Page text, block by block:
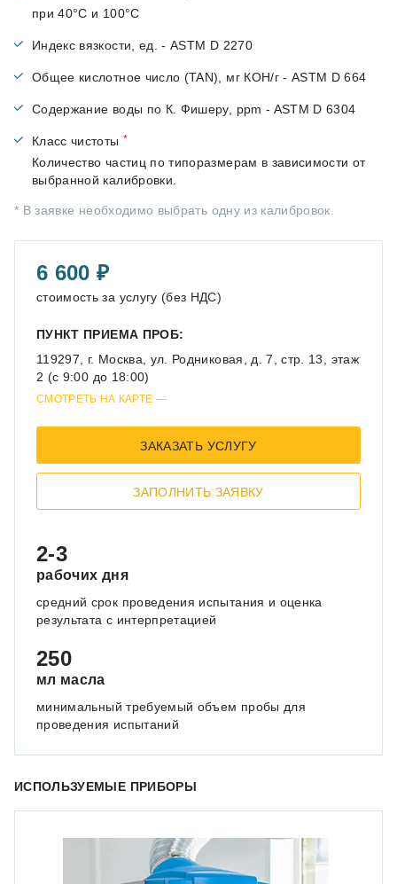
при 40°С и 100°С
Индекс вязкости, ед. - ASTM D 2270
Общее кислотное число (TAN), мг КОН/г - ASTM D 664
Содержание воды по К. Фишеру, ppm - ASTM D 6304
Класс чистоты *
Количество частиц по типоразмерам в зависимости от
выбранной калибровки.
* В заявке необходимо выбрать одну из калибровок.
6 600
стоимость за услугу (без НДС)
ПУНКТ ПРИЕМА ПРОБ:
119297, г. Москва, ул. Родниковая, д. 7, стр. 13, этаж
2 (с 9:00 до 18:00)
СМОТРЕТЬ НА КАРТЕ
ЗАКАЗАТЬ УСЛУГУ
ЗАПОЛНИТЬ ЗАЯВКУ
2-3
рабочих дня
средний срок проведения испытания и оценка
результата с интерпретацией
250
мл масла
минимальный требуемый объем пробы для
проведения испытаний
ИСПОЛЬЗУЕМЫЕ ПРИБОРЫ